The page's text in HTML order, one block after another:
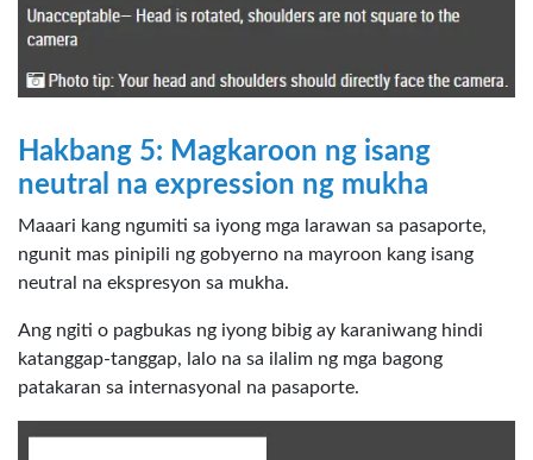
Hakbang 5: Magkaroon ng isang
neutral na expression ng mukha
Maaari kang ngumiti sa iyong mga larawan sa pasaporte,
ngunit mas pinipili ng gobyerno na mayroon kang isang
neutral na ekspresyon sa mukha.
Ang ngiti o pagbukas ng iyong bibig ay karaniwang hindi
katanggap-tanggap, lalo na sa ilalim ng mga bagong
patakaran sa internasyonal na pasaporte.